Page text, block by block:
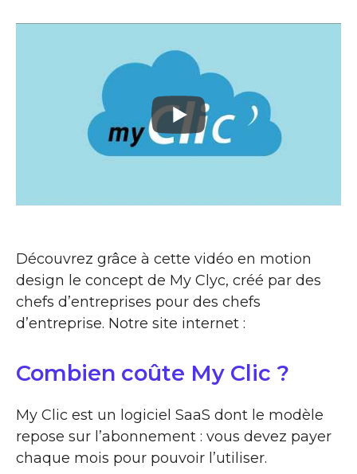
Découvrez grâce à cette vidéo en motion
design le concept de My Clyc, créé par des
chefs d’entreprises pour des chefs
d’entreprise. Notre site internet :
Combien coûte My Clic ?
My Clic est un logiciel SaaS dont le modèle
repose sur l’abonnement : vous devez payer
chaque mois pour pouvoir l’utiliser.